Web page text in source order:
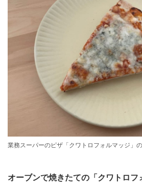
業務スーパーのピザ「クワトロフォルマッジ」
オーブンで焼きたての「クワトロ